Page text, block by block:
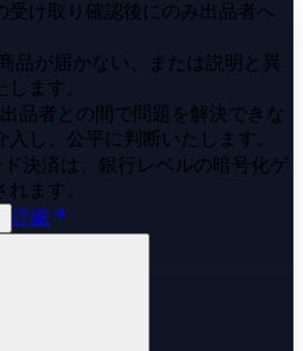
受け取り確認後にのみ出品者へ
品が届かない、または説明と異
ます。
出品者との間で問題を解決できな
し、公平に判断いたします。
ド決済は、銀行レベルの暗号化ゲ
ます。
詳細